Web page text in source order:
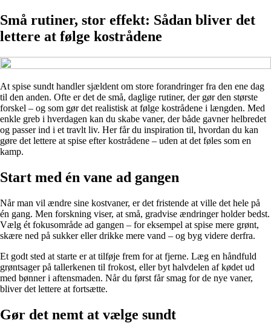
Små rutiner, stor effekt: Sådan bliver det
lettere at følge kostrådene
At spise sundt handler sjældent om store forandringer fra den ene dag
til den anden. Ofte er det de små, daglige rutiner, der gør den største
forskel – og som gør det realistisk at følge kostrådene i længden. Med
enkle greb i hverdagen kan du skabe vaner, der både gavner helbredet
og passer ind i et travlt liv. Her får du inspiration til, hvordan du kan
gøre det lettere at spise efter kostrådene – uden at det føles som en
kamp.
Start med én vane ad gangen
Når man vil ændre sine kostvaner, er det fristende at ville det hele på
én gang. Men forskning viser, at små, gradvise ændringer holder bedst.
Vælg ét fokusområde ad gangen – for eksempel at spise mere grønt,
skære ned på sukker eller drikke mere vand – og byg videre derfra.
Et godt sted at starte er at tilføje frem for at fjerne. Læg en håndfuld
grøntsager på tallerkenen til frokost, eller byt halvdelen af kødet ud
med bønner i aftensmaden. Når du først får smag for de nye vaner,
bliver det lettere at fortsætte.
Gør det nemt at vælge sundt